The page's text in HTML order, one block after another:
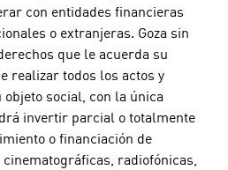
con entidades financieras
o extranjeras. Goza sin
que le acuerda su
realizar todos los actos y
social, con la única
invertir parcial o totalmente
o financiación de
radiofónicas,